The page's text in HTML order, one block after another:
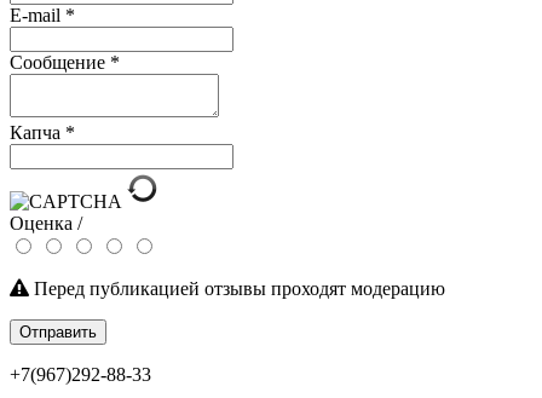
E-mail *
Сообщение *
Капча *
Оценка /
Перед публикацией отзывы проходят модерацию
Отправить
+7(967)292-88-33